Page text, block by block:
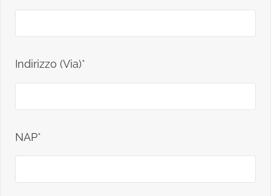
Indirizzo (Via)*
NAP*